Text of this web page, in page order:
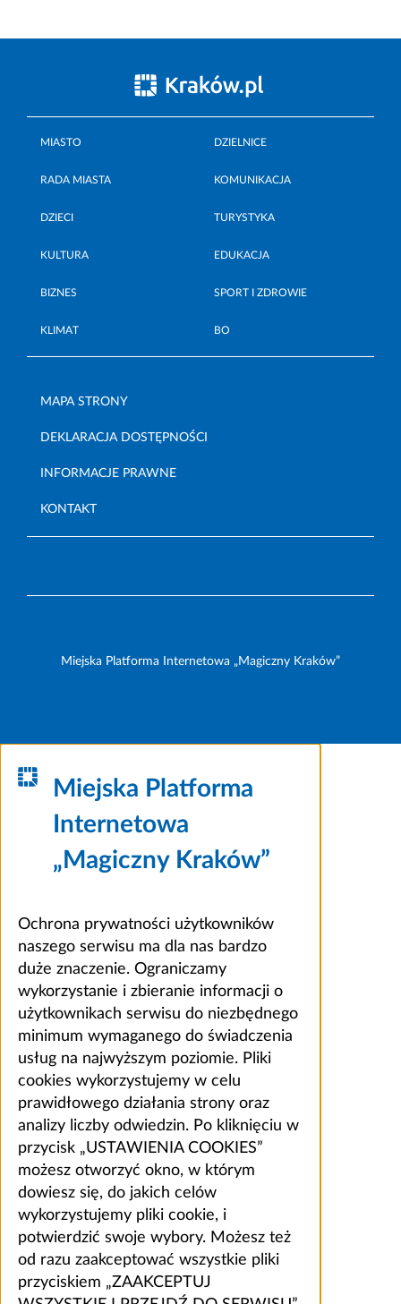
MIASTO DZIELNICE
RADA MIASTA KOMUNIKACJA
DZIECI TURYSTYKA
KULTURA EDUKACJA
BIZNES SPORT I ZDROWIE
KLIMAT BO
MAPA STRONY
DEKLARACJA DOSTĘPNOŚCI
INFORMACJE PRAWNE
KONTAKT
Miejska Platforma Internetowa „Magiczny Kraków”
Miejska Platforma
Internetowa
„Magiczny Kraków”
Ochrona prywatności użytkowników
naszego serwisu ma dla nas bardzo
duże znaczenie. Ograniczamy
wykorzystanie i zbieranie informacji o
użytkownikach serwisu do niezbędnego
minimum wymaganego do świadczenia
usług na najwyższym poziomie. Pliki
cookies wykorzystujemy w celu
prawidłowego działania strony oraz
analizy liczby odwiedzin. Po kliknięciu w
przycisk „USTAWIENIA COOKIES”
możesz otworzyć okno, w którym
dowiesz się, do jakich celów
wykorzystujemy pliki cookie, i
potwierdzić swoje wybory. Możesz też
od razu zaakceptować wszystkie pliki
przyciskiem „ZAAKCEPTUJ